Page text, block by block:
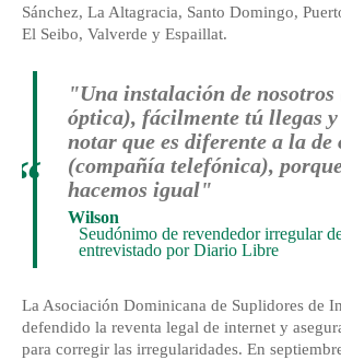
Sánchez, La Altagracia, Santo Domingo,
El Seibo, Valverde y Espaillat.
"Una instalación de
óptica), fácilmente tú llegas y
notar que es diferente a la de
(compañía telefónica),
hacemos igual"
Wilson
Seudónimo de revendedor irregular
entrevistado por Diario Libre
“
La Asociación Dominicana de Suplidores de
defendido la reventa legal de internet y
para corregir las irregularidades. En